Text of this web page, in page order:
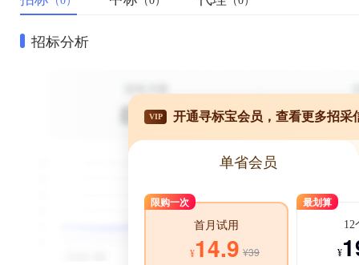
招标分析
VIP 开通寻标宝会员，查看更多招采
单省会员
限购一次
首月试用
¥14.9 ¥39
最划算
12
¥